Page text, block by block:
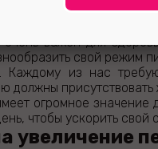
улучшить и
для вас. Всегда
очень важен для
свой режим
Каждому из нас
должны
огромное
чтобы ускорить свой
увеличение